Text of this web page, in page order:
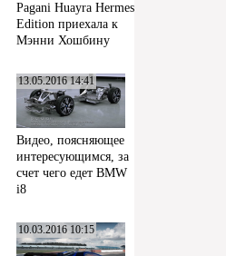
Pagani Huayra Hermes
Edition приехала к
Мэнни Хошбину
13.05.2016 14:41
Видео, поясняющее
интересующимся, за
счет чего едет BMW
i8
10.03.2016 10:15